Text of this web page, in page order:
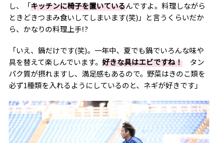
し、「キッチンに椅子を置いているんですよ。料理しながら
ときどきつまみ食いしてしまいます(笑) 」と言うくらいだか
ら、かなりの料理上手!?
「いえ、鍋だけです(笑)。一年中、夏でも鍋でいろんな味や
具を替えて楽しんでいます。 好きな具はエビですね！タン
パク質が摂れますし、満足感もあるので。野菜はきのこ類を
必ず1種類を入れるようにしているのと、ネギが好きです」